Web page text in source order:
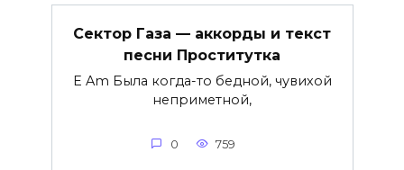
Сектор Газа — аккорды и текст
песни Проститутка
E Am Была когда-то бедной, чувихой
неприметной,
0 759